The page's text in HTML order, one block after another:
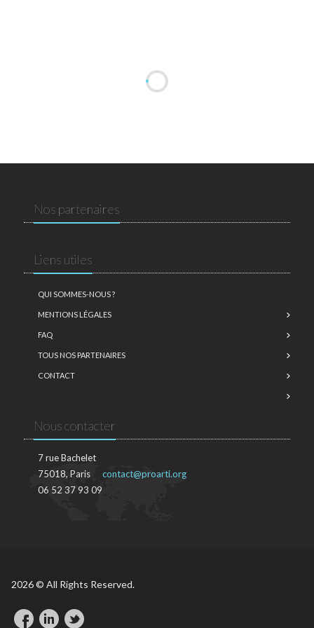
Nos partenaires
Liens utiles
QUI SOMMES-NOUS ?
MENTIONS LÉGALES
FAQ
TOUS NOS PARTENAIRES
CONTACT
Nous contacter
7 rue Bachelet
75018, Paris
06 52 37 93 09
contact@proarti.org
2026 © All Rights Reserved.